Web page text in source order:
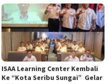
ISAA Learning Center Kembali
Ke “Kota Seribu Sungai” Gelar